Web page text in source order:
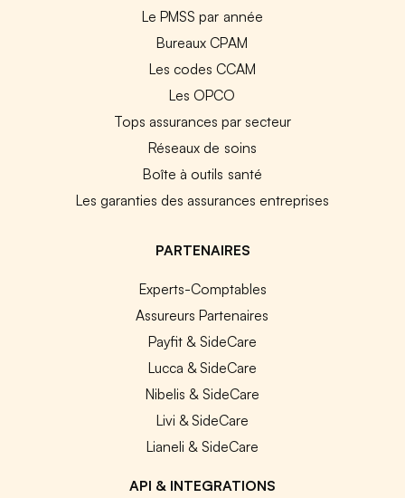
Le PMSS par année
Bureaux CPAM
Les codes CCAM
Les OPCO
Tops assurances par secteur
Réseaux de soins
Boîte à outils santé
Les garanties des assurances entreprises
PARTENAIRES
Experts-Comptables
Assureurs Partenaires
Payfit & SideCare
Lucca & SideCare
Nibelis & SideCare
Livi & SideCare
Lianeli & SideCare
API & INTEGRATIONS